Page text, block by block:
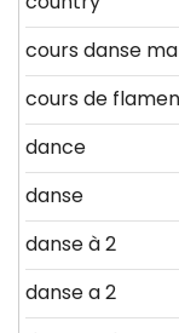
cours danse
cours de
dance
danse
danse à 2
danse a 2